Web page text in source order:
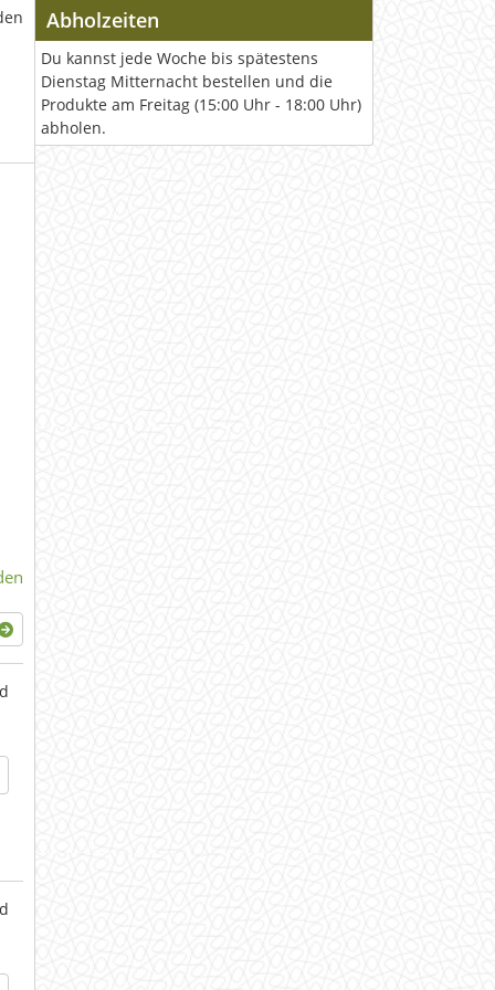
Abholzeiten
Du kannst jede Woche bis spätestens
Dienstag Mitternacht bestellen und die
Produkte am Freitag (15:00 Uhr - 18:00 Uhr)
abholen.